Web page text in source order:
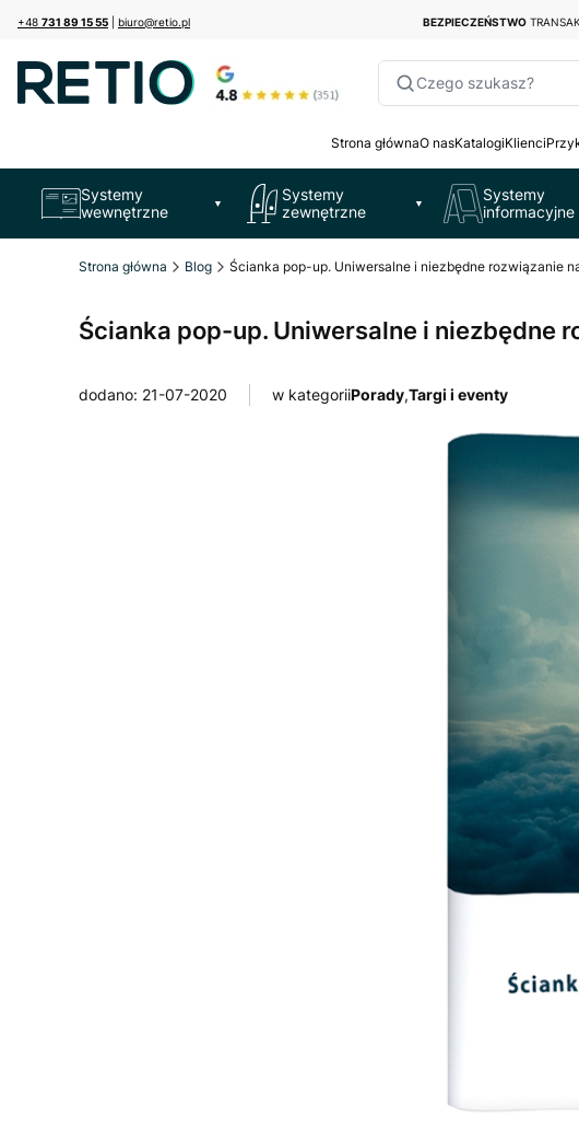
+48 731 89 15 55 biuro@retio.pl BEZPIECZEŃSTWO
Czego szukasz?
Strona głównaO nasKatalogiKlienci
Systemy
wewnętrzne
▼
Systemy
zewnętrzne
▼
Systemy
informacyjne
Strona główna Blog Ścianka pop-up. Uniwersalne i niezbędne rozwiązanie
Ścianka pop-up. Uniwersalne i niezbędne
dodano: 21-07-2020 w kategoriiPorady,Targi i eventy